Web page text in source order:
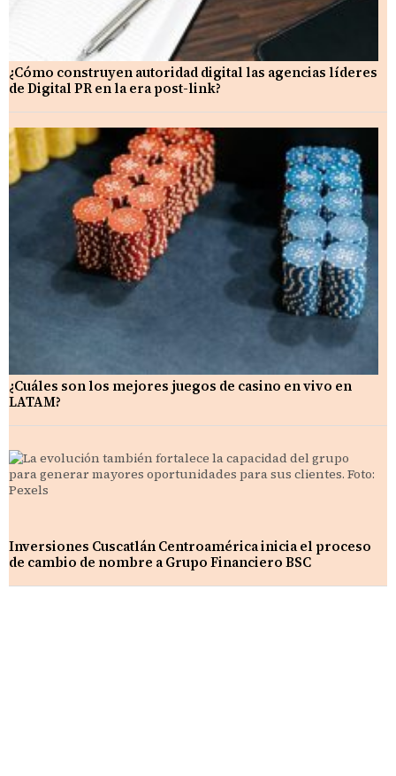
¿Cómo construyen autoridad digital las agencias líderes
de Digital PR en la era post-link?
¿Cuáles son los mejores juegos de casino en vivo en
LATAM?
Inversiones Cuscatlán Centroamérica inicia el proceso
de cambio de nombre a Grupo Financiero BSC